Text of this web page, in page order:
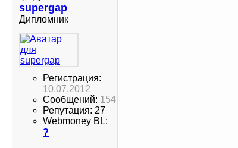
supergap
Дипломник
Регистрация:
10.07.2012
Сообщений: 154
Репутация: 27
Webmoney BL:
?